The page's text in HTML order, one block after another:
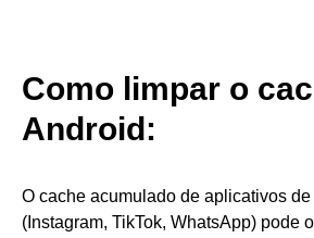
Como limpar o
Android:
O cache acumulado de aplicativos
(Instagram, TikTok, WhatsApp) pode